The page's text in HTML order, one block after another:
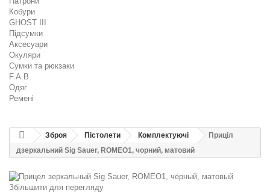
Кобури
GHOST III
Підсумки
Аксесуари
Окуляри
Сумки та рюкзаки
F.A.B.
Одяг
Ремені
Зброя Пістолети Комплектуючі
Приціл
дзеркальний Sig Sauer, ROMEO1, чорний, матовий
Збільшити для перегляду